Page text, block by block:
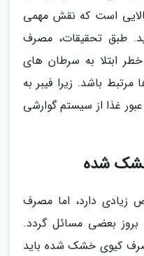
است که نقش مهمی
طبق تحقیقات، مصرف
ابتلا به سرطان های
باشد. زیرا فیبر به
غذا از سیستم گوارشی
شده
دارد، اما مصرف
بعضی مسائل گردد.
کیوی خشک شده باید